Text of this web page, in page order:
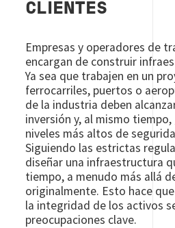
CLIENTES
Empresas y operadores de
encargan de construir
Ya sea que trabajen en un
ferrocarriles, puertos o
de la industria deben
inversión y, al mismo
niveles más altos de
Siguiendo las estrictas
diseñar una infraestructura
tiempo, a menudo más allá
originalmente. Esto hace
la integridad de los activos
preocupaciones clave.